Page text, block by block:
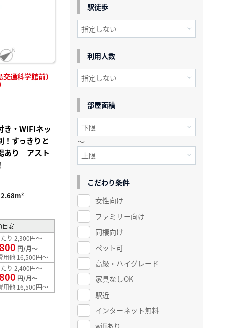
通科学館前）
き・WIFIネッ
！すっきりと
あり アスト
目安
り 2,300円～
円/月～
用他 16,500円～
り 2,400円～
円/月～
用他 16,500円～
駅徒歩
利用人数
部屋面積
～
こだわり条件
女性向け
ファミリー向け
同棲向け
ペット可
高級・ハイグレード
家具なしOK
駅近
インターネット無料
wifiあり